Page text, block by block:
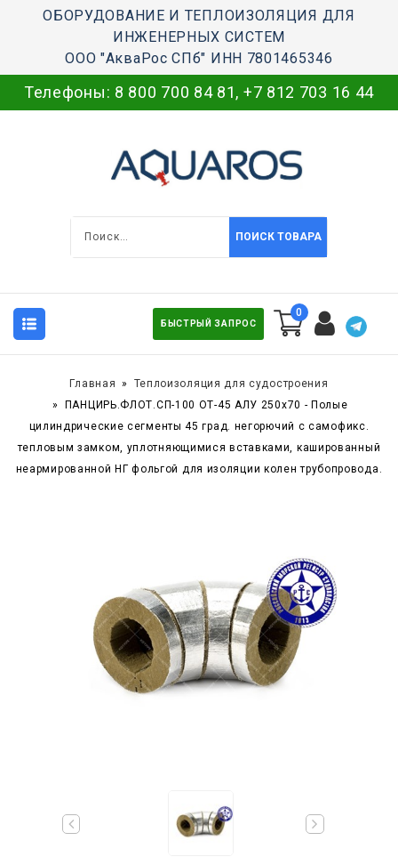
ОБОРУДОВАНИЕ И ТЕПЛОИЗОЛЯЦИЯ ДЛЯ
ИНЖЕНЕРНЫХ СИСТЕМ
ООО "АкваРос СПб" ИНН 7801465346
Телефоны: 8 800 700 84 81, +7 812 703 16 44
ПОИСК ТОВАРА
БЫСТРЫЙ ЗАПРОС
0
Главная
Теплоизоляция для судостроения
ПАНЦИРЬ.ФЛОТ.СП-100 ОТ-45 АЛУ 250x70 - Полые
цилиндрические сегменты 45 град. негорючий c самофикс.
тепловым замком, уплотняющимися вставками, кашированный
неармированной НГ фольгой для изоляции колен трубопровода.